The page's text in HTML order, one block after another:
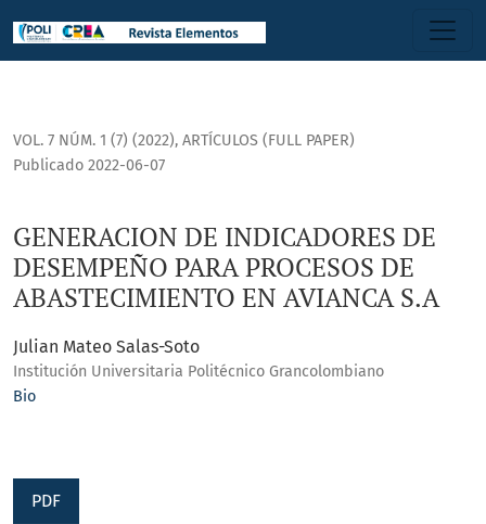
VOL. 7 NÚM. 1 (7) (2022), ARTÍCULOS (FULL PAPER)
GENERACION DE INDICADORES DE
DESEMPEÑO PARA PROCESOS DE
ABASTECIMIENTO EN AVIANCA S.A
Publicado 2022-06-07
Julian Mateo Salas-Soto
Institución Universitaria Politécnico Grancolombiano
Bio
PDF